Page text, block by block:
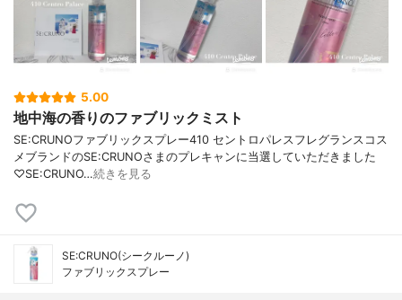
5.00
地中海の香りのファブリックミスト
SE:CRUNOファブリックスプレー410 セントロパレスフレグランスコス
メブランドのSE:CRUNOさまのプレキャンに当選していただきました
♡SE:CRUNO…続きを見る
SE:CRUNO(シークルーノ)
ファブリックスプレー